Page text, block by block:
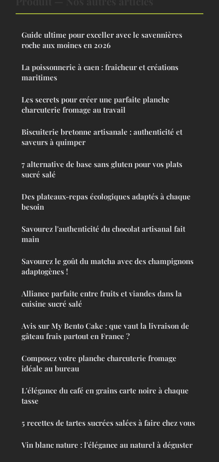
Guide ultime pour exceller avec le savennières
roche aux moines en 2026
La poissonnerie à caen : fraîcheur et créations
maritimes
Les secrets pour créer une parfaite planche
charcuterie fromage au travail
Biscuiterie bretonne artisanale : authenticité et
saveurs à quimper
7 alternative de base sans gluten pour vos plats
sucré salé
Des plateaux-repas écologiques adaptés à chaque
besoin
Savourez l'authenticité du chocolat artisanal fait
main
Savourez le goût du matcha avec des champignons
adaptogènes !
Alliance parfaite entre fruits et viandes dans la
cuisine sucré salé
Avis sur My Bento Cake : que vaut la livraison de
gâteau frais partout en France ?
Composez votre planche charcuterie fromage
idéale au bureau
L'élégance du café en grains carte noire à chaque
tasse
5 recettes de tartes sucrées salées à faire chez vous
Vin blanc nature : l'élégance au naturel à déguster